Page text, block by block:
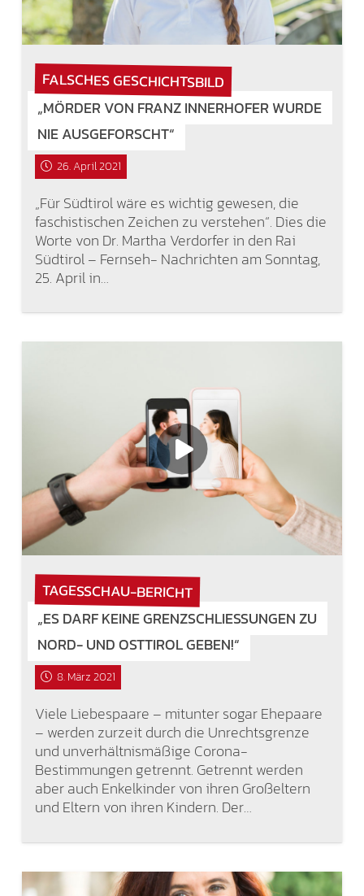
FALSCHES GESCHICHTSBILD
„MÖRDER VON FRANZ INNERHOFER WURDE
NIE AUSGEFORSCHT“
26. April 2021
„Für Südtirol wäre es wichtig gewesen, die
faschistischen Zeichen zu verstehen“. Dies die
Worte von Dr. Martha Verdorfer in den Rai
Südtirol – Fernseh- Nachrichten am Sonntag,
25. April in…
TAGESSCHAU-BERICHT
„ES DARF KEINE GRENZSCHLIESSUNGEN ZU N
ORD- UND OSTTIROL GEBEN!“
8. März 2021
Viele Liebespaare – mitunter sogar Ehepaare
– werden zurzeit durch die Unrechtsgrenze
und unverhältnismäßige Corona-
Bestimmungen getrennt. Getrennt werden
aber auch Enkelkinder von ihren Großeltern
und Eltern von ihren Kindern. Der…